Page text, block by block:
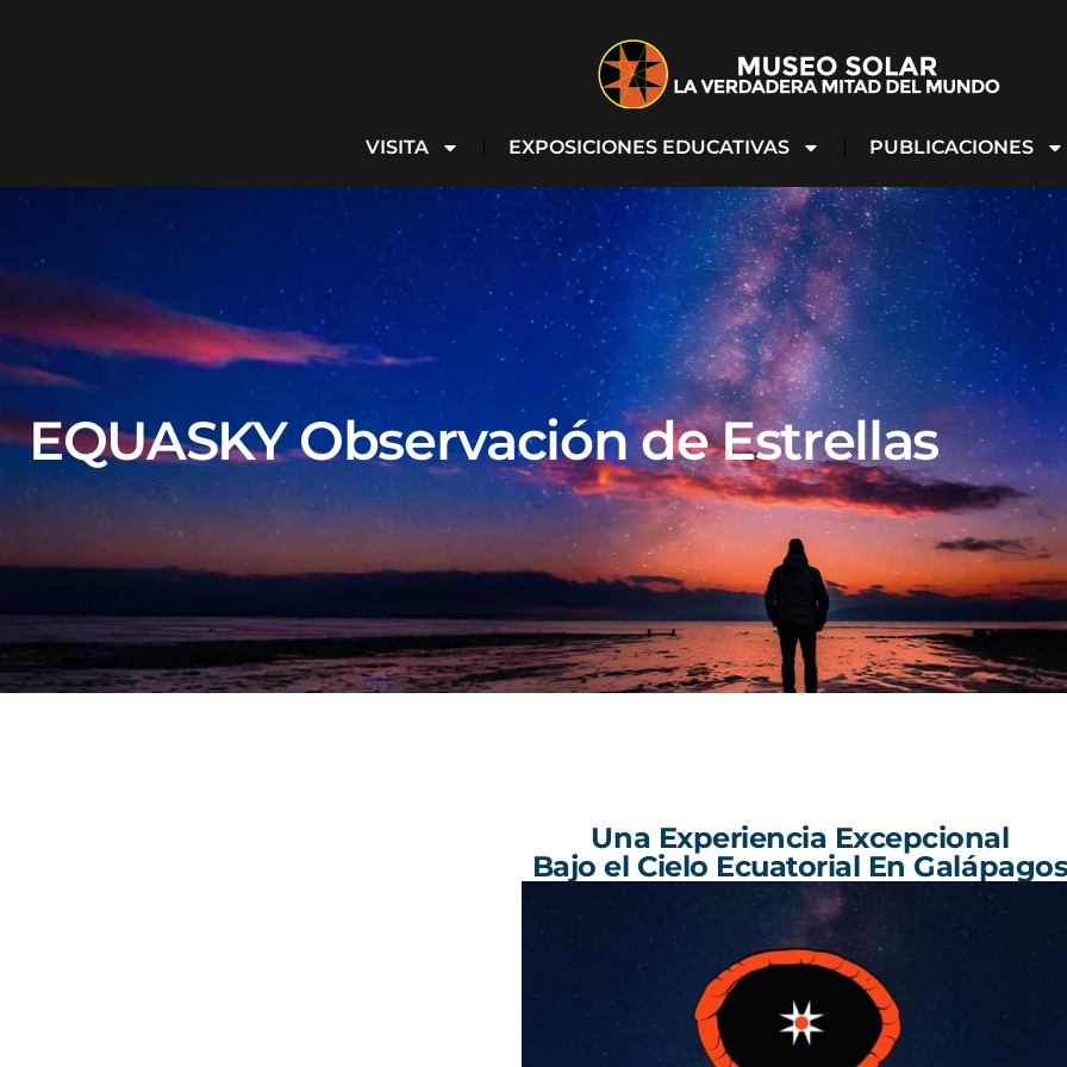
VISITA EXPOSICIONES EDUCATIVAS PUBLICACIONES
EQUASKY Observación de Estrellas
Una Experiencia Excepcional
Bajo el Cielo Ecuatorial En